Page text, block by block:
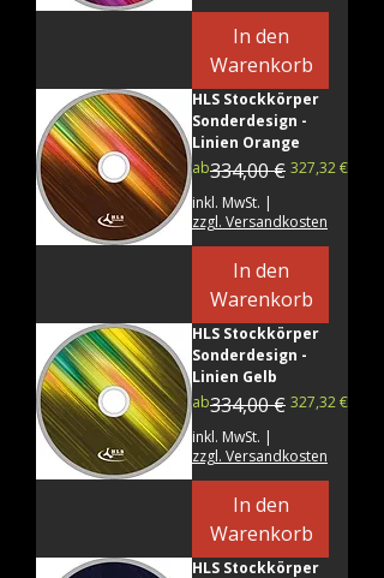
In den
Warenkorb
HLS Stockkörper
Sonderdesign -
Linien Orange
ab
Standardpreis
334,00 € 327,32 €
Sale-Preis
inkl. MwSt.
zzgl. Versandkosten
In den
Warenkorb
HLS Stockkörper
Sonderdesign -
Linien Gelb
ab
Standardpreis
334,00 € 327,32 €
Sale-Preis
inkl. MwSt.
zzgl. Versandkosten
In den
Warenkorb
HLS Stockkörper